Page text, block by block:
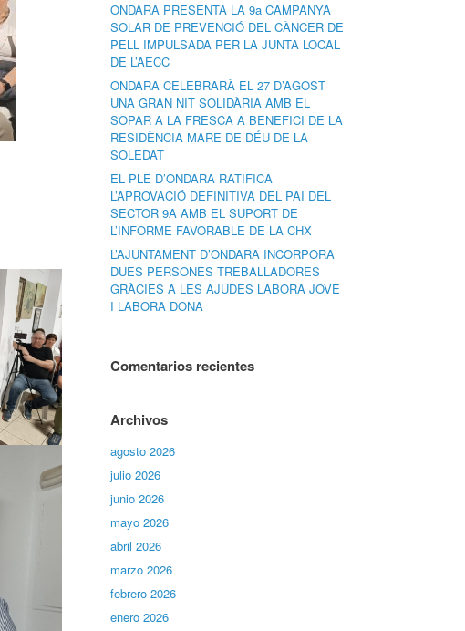
ONDARA PRESENTA LA 9a CAMPANYA
SOLAR DE PREVENCIÓ DEL CÀNCER DE
PELL IMPULSADA PER LA JUNTA LOCAL
DE L’AECC
ONDARA CELEBRARÀ EL 27 D’AGOST
UNA GRAN NIT SOLIDÀRIA AMB EL
SOPAR A LA FRESCA A BENEFICI DE LA
RESIDÈNCIA MARE DE DÉU DE LA
SOLEDAT
EL PLE D’ONDARA RATIFICA
L’APROVACIÓ DEFINITIVA DEL PAI DEL
SECTOR 9A AMB EL SUPORT DE
L’INFORME FAVORABLE DE LA CHX
L’AJUNTAMENT D’ONDARA INCORPORA
DUES PERSONES TREBALLADORES
GRÀCIES A LES AJUDES LABORA JOVE
I LABORA DONA
Comentarios recientes
Archivos
agosto 2026
julio 2026
junio 2026
mayo 2026
abril 2026
marzo 2026
febrero 2026
enero 2026